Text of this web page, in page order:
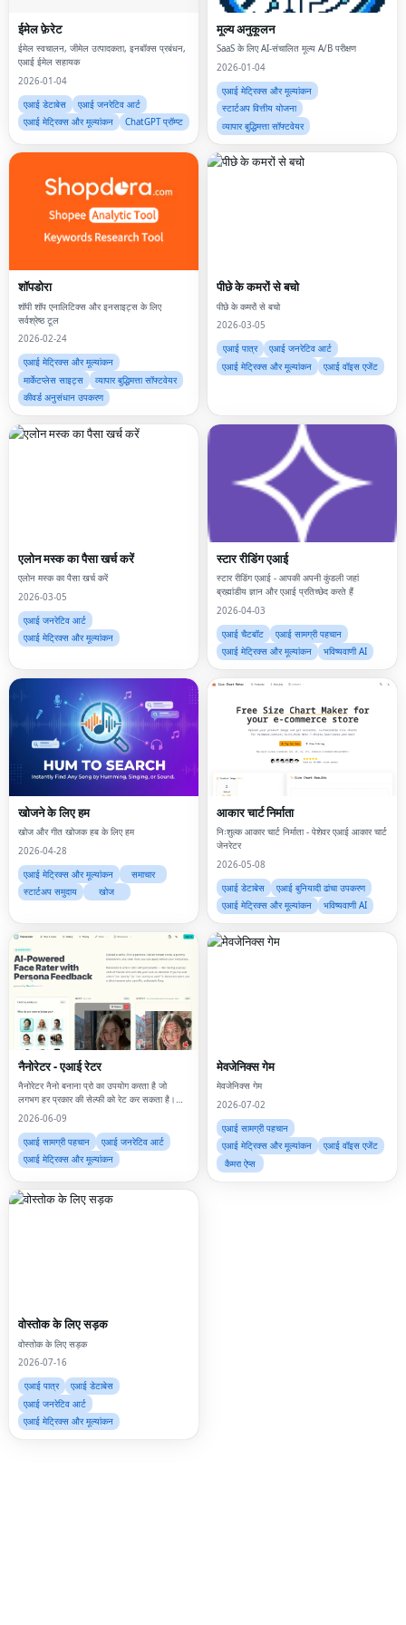
ईमेल फ़ेरेट
ईमेल स्वचालन, जीमेल उत्पादकता, इनबॉक्स प्रबंधन,
एआई ईमेल सहायक
2026-01-04
एआई डेटाबेस
एआई जनरेटिव आर्ट
एआई मेट्रिक्स और मूल्यांकन
ChatGPT प्रॉम्प्ट
मूल्य अनुकूलन
SaaS के लिए AI-संचालित मूल्य A/B परीक्षण
2026-01-04
एआई मेट्रिक्स और मूल्यांकन
स्टार्टअप वित्तीय योजना
व्यापार बुद्धिमत्ता सॉफ्टवेयर
शॉपडोरा
शॉपी शॉप एनालिटिक्स और इनसाइट्स के लिए
सर्वश्रेष्ठ टूल
2026-02-24
एआई मेट्रिक्स और मूल्यांकन
मार्केटप्लेस साइट्स
व्यापार बुद्धिमत्ता सॉफ्टवेयर
कीवर्ड अनुसंधान उपकरण
पीछे के कमरों से बचो
पीछे के कमरों से बचो
2026-03-05
एआई पात्र
एआई जनरेटिव आर्ट
एआई मेट्रिक्स और मूल्यांकन
एआई वॉइस एजेंट
एलोन मस्क का पैसा खर्च करें
एलोन मस्क का पैसा खर्च करें
2026-03-05
एआई जनरेटिव आर्ट
एआई मेट्रिक्स और मूल्यांकन
स्टार रीडिंग एआई
स्टार रीडिंग एआई - आपकी अपनी कुंडली जहां
ब्रह्मांडीय ज्ञान और एआई प्रतिच्छेद करते हैं
2026-04-03
एआई चैटबॉट
एआई सामग्री पहचान
एआई मेट्रिक्स और मूल्यांकन
भविष्यवाणी AI
खोजने के लिए हम
खोज और गीत खोजक हब के लिए हम
2026-04-28
एआई मेट्रिक्स और मूल्यांकन
समाचार
स्टार्टअप समुदाय
खोज
आकार चार्ट निर्माता
निःशुल्क आकार चार्ट निर्माता - पेशेवर एआई आकार चार्ट
जेनरेटर
2026-05-08
एआई डेटाबेस
एआई बुनियादी ढांचा उपकरण
एआई मेट्रिक्स और मूल्यांकन
भविष्यवाणी AI
नैनोरेटर - एआई रेटर
नैनोरेटर नैनो बनाना प्रो का उपयोग करता है जो
लगभग हर प्रकार की सेल्फी को रेट कर सकता है।
एआई-आकर्षण परीक्षण करें, या बस पूछें "क्या मैं सुंदर
2026-06-09
एआई सामग्री पहचान
एआई जनरेटिव आर्ट
एआई मेट्रिक्स और मूल्यांकन
मेवजेनिक्स गेम
मेवजेनिक्स गेम
2026-07-02
एआई सामग्री पहचान
एआई मेट्रिक्स और मूल्यांकन
एआई वॉइस एजेंट
कैमरा ऐप्स
वोस्तोक के लिए सड़क
वोस्तोक के लिए सड़क
2026-07-16
एआई पात्र
एआई डेटाबेस
एआई जनरेटिव आर्ट
एआई मेट्रिक्स और मूल्यांकन